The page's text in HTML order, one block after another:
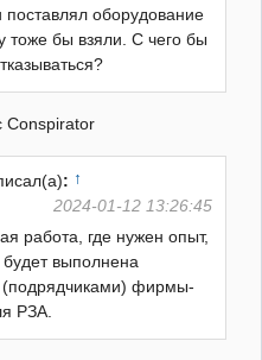
поставлял оборудование
тоже бы взяли. С чего бы
Conspirator
: ↑
2024-01-12 13:26:45
работа, где нужен опыт,
будет выполнена
(подрядчиками) фирмы-
РЗА.